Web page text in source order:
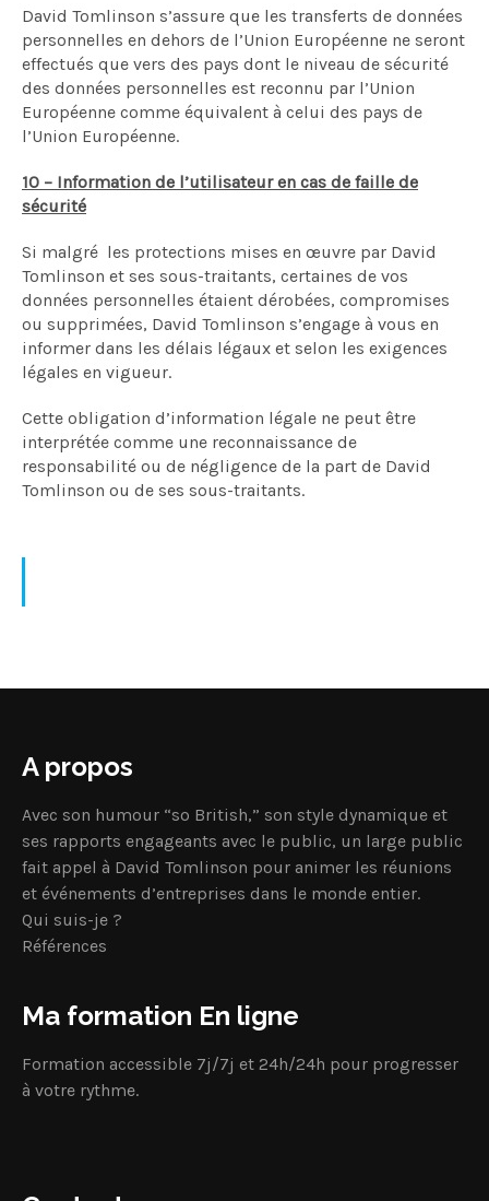
David Tomlinson s’assure que les transferts de données
personnelles en dehors de l’Union Européenne ne seront
effectués que vers des pays dont le niveau de sécurité
des données personnelles est reconnu par l’Union
Européenne comme équivalent à celui des pays de
l’Union Européenne.
10 – Information de l’utilisateur en cas de faille de
sécurité
Si malgré les protections mises en œuvre par David
Tomlinson et ses sous-traitants, certaines de vos
données personnelles étaient dérobées, compromises
ou supprimées, David Tomlinson s’engage à vous en
informer dans les délais légaux et selon les exigences
légales en vigueur.
Cette obligation d’information légale ne peut être
interprétée comme une reconnaissance de
responsabilité ou de négligence de la part de David
Tomlinson ou de ses sous-traitants.
A propos
Avec son humour “so British,” son style dynamique et
ses rapports engageants avec le public, un large public
fait appel à David Tomlinson pour animer les réunions
et événements d’entreprises dans le monde entier.
Qui suis-je ?
Références
Ma formation En ligne
Formation accessible 7j/7j et 24h/24h pour progresser
à votre rythme.